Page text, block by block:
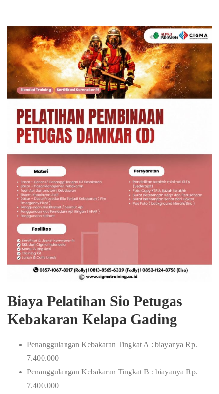
Biaya Pelatihan Sio Petugas
Kebakaran Kelapa Gading
Penanggulangan Kebakaran Tingkat A : biayanya Rp.
7.400.000
Penanggulangan Kebakaran Tingkat B : biayanya Rp.
7.400.000